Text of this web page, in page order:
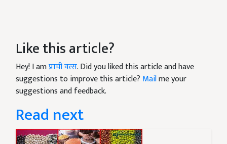
Like this article?
Hey! I amप्राची वत्स. Did you liked this article and have
suggestions to improve this article? Mailme your
suggestions and feedback.
Read next